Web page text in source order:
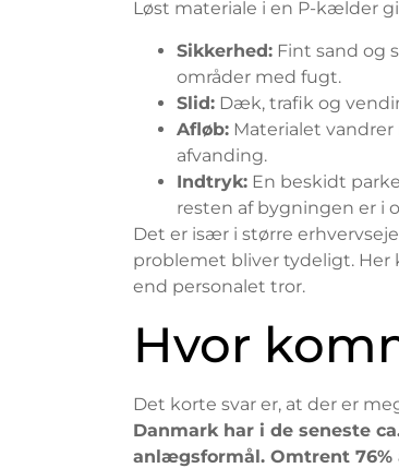
Løst materiale i en P-kælder
Sikkerhed: Fint sand og
områder med fugt.
Slid: Dæk, trafik og
Afløb: Materialet
afvanding.
Indtryk: En beskidt
resten af bygningen er i
Det er især i større
problemet bliver tydeligt.
end personalet tror.
Hvor
Det korte svar er, at der er
Danmark har i de seneste
anlægsformål. Omtrent